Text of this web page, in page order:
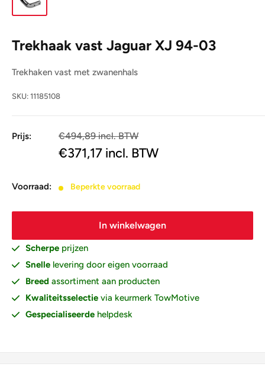
Trekhaak vast Jaguar XJ 94-03
Trekhaken vast met zwanenhals
SKU: 11185108
Prijs: €494,89 incl. BTW
€371,17 incl. BTW
Voorraad: Beperkte voorraad
In winkelwagen
Scherpe prijzen
Snelle levering door eigen voorraad
Breed assortiment aan producten
Kwaliteitsselectievia keurmerk TowMotive
Gespecialiseerde helpdesk